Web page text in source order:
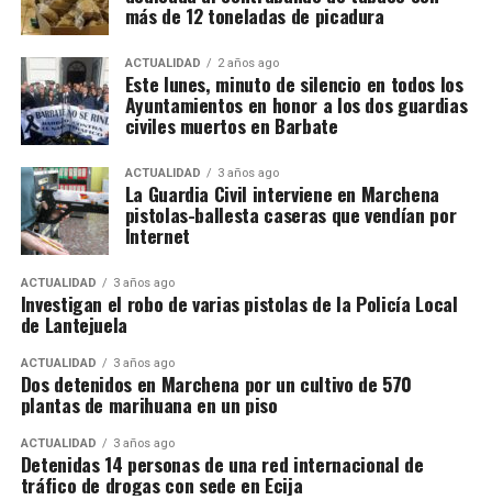
más de 12 toneladas de picadura
ACTUALIDAD 2 años ago
Este lunes, minuto de silencio en todos los
Ayuntamientos en honor a los dos guardias
civiles muertos en Barbate
ACTUALIDAD 3 años ago
La Guardia Civil interviene en Marchena
pistolas-ballesta caseras que vendían por
Internet
ACTUALIDAD 3 años ago
Investigan el robo de varias pistolas de la Policía Local
de Lantejuela
ACTUALIDAD 3 años ago
Dos detenidos en Marchena por un cultivo de 570
plantas de marihuana en un piso
ACTUALIDAD 3 años ago
Detenidas 14 personas de una red internacional de
tráfico de drogas con sede en Ecija